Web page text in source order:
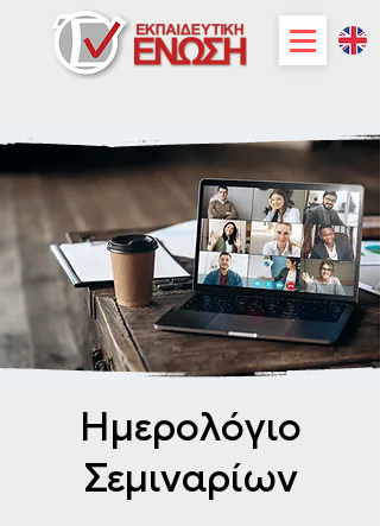
Ημερολόγιο
Σεμιναρίων